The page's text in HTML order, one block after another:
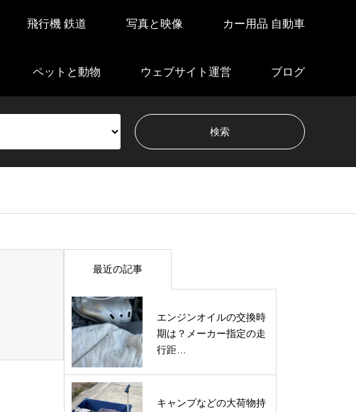
飛行機 鉄道 写真と映像 カー用品 自動車
ペットと動物 ウェブサイト運営 ブログ
最近の記事
エンジンオイルの交換時
期は？メーカー指定の走
行距…
キャンプなどの大荷物持